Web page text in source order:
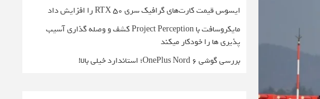
ایسوس قیمت کارت‌های گرافیک سری RTX 50 را افزایش داد
مایکروسافت با Project Perception کشف و وصله گذاری آسیب
پذیری ها را خودکار میکند
بررسی گوشی OnePlus Nord 6؛ استاندارد خیلی بالا!